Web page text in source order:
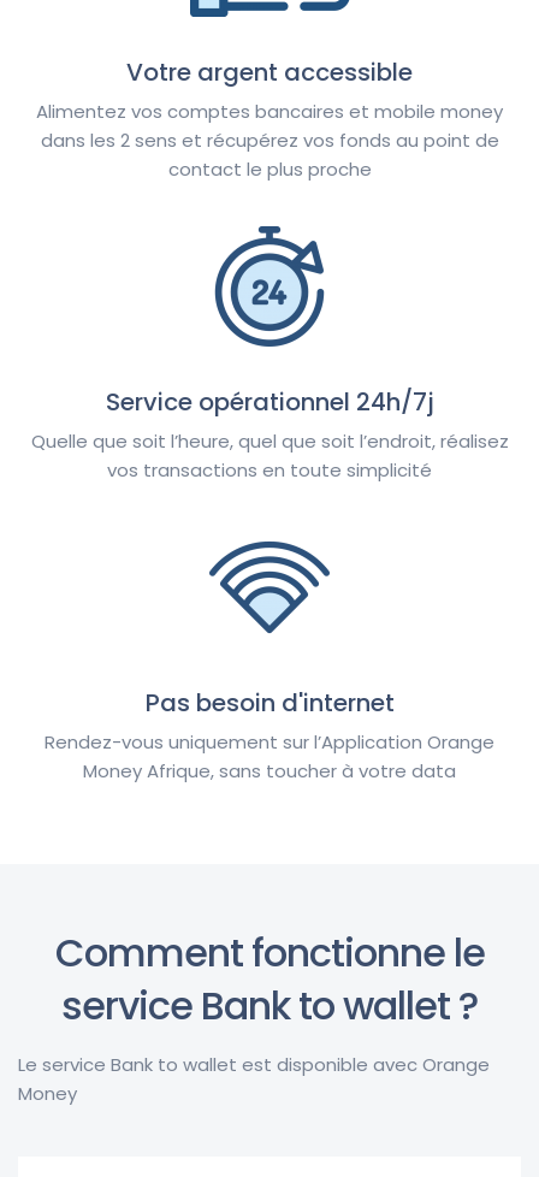
Votre argent accessible
Alimentez vos comptes bancaires et mobile money
dans les 2 sens et récupérez vos fonds au point de
contact le plus proche
Service opérationnel 24h/7j
Quelle que soit l’heure, quel que soit l’endroit, réalisez
vos transactions en toute simplicité
Pas besoin d'internet
Rendez-vous uniquement sur l’Application Orange
Money Afrique, sans toucher à votre data
Comment fonctionne le
service Bank to wallet ?
Le service Bank to wallet est disponible avec Orange
Money